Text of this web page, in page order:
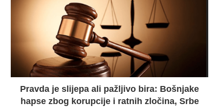
Pravda je slijepa ali pažljivo bira: Bošnjake
hapse zbog korupcije i ratnih zločina, Srbe